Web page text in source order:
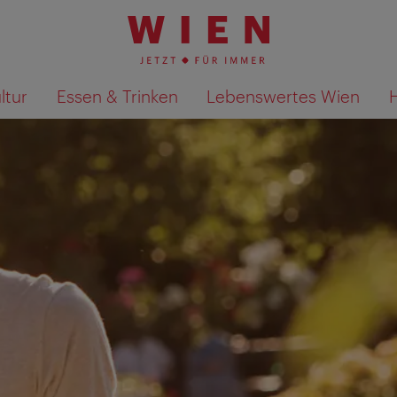
Essen & Trinken Lebenswertes Wien
Suchergebnisse auf Karte